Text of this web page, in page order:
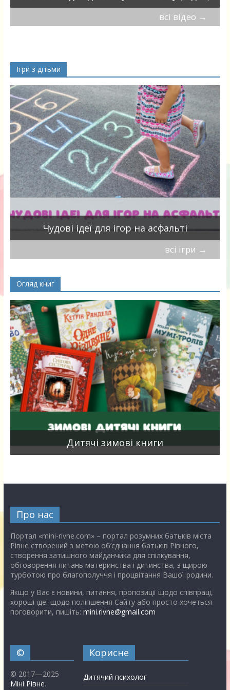
всі відео →
Ігри з дітьми
Чудові ідеї для ігор на асфальті
всі ігри →
Огляд книг
Дитячі зимові книги
Про нас
Портал «mini-rivne.com» – портал розумних батьків міста
Рівне створений з метою об’єднання батьків Рівного,
створення затишного майданчика для спілкування,
обговорення питань материнства і дитинства, з щирою
турботою про благополуччя і процвітання Вашої родини.
Якщо у Вас є новини, питання, пропозиції щодо співпраці,
хороші ідеї щодо поліпшення Сайту або просто хочеться
поговорити, пишіть: mini.rivne@gmail.com
©
© 2017—2025
Міні Рівне.
Корисне
Дитячий психолог